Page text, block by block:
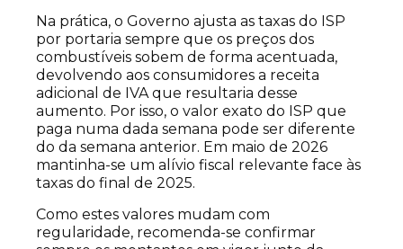
Na prática, o Governo ajusta as taxas do ISP
por portaria sempre que os preços dos
combustíveis sobem de forma acentuada,
devolvendo aos consumidores a receita
adicional de IVA que resultaria desse
aumento. Por isso, o valor exato do ISP que
paga numa dada semana pode ser diferente
do da semana anterior. Em maio de 2026
mantinha-se um alívio fiscal relevante face às
taxas do final de 2025.
Como estes valores mudam com
regularidade, recomenda-se confirmar